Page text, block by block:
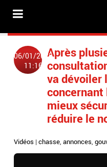
06/01/2023
11:16
Après
va dévoiler
concernant
mieux
réduire le
Vidéos |chasse,annonces,